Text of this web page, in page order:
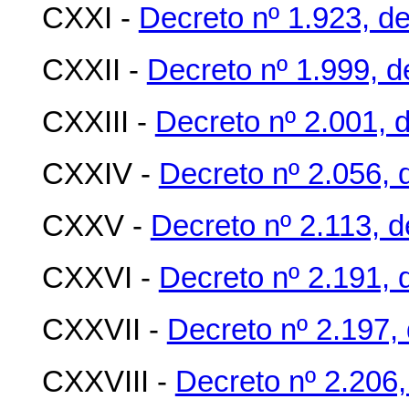
CXXI - Decreto nº 1.923,
CXXII - Decreto nº 1.999,
CXXIII - Decreto nº 2.001,
CXXIV - Decreto nº 2.056,
CXXV - Decreto nº 2.113,
CXXVI - Decreto nº 2.191,
CXXVII - Decreto nº
CXXVIII - Decreto nº